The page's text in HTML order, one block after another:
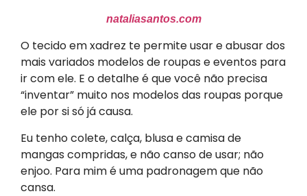
nataliasantos.com
O tecido em xadrez te permite usar e abusar dos
mais variados modelos de roupas e eventos para
ir com ele. E o detalhe é que você não precisa
“inventar” muito nos modelos das roupas porque
ele por si só já causa.
Eu tenho colete, calça, blusa e camisa de
mangas compridas, e não canso de usar; não
enjoo. Para mim é uma padronagem que não
cansa.